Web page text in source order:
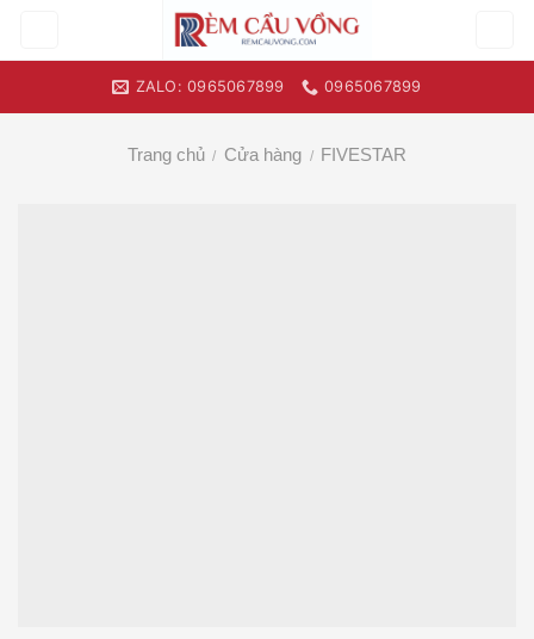
ZALO: 0965067899 0965067899
Trang chủ / Cửa hàng / FIVESTAR